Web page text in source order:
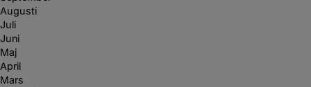
Augusti
Juli
Juni
Maj
April
Mars